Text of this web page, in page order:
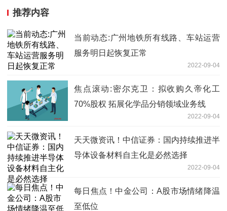
推荐内容
当前动态:广州地铁所有线路、车站运营
服务明日起恢复正常
2022-09-04
焦点滚动:密尔克卫：拟收购久帝化工
70%股权 拓展化学品分销领域业务线
2022-09-04
天天微资讯！中信证券：国内持续推进半
导体设备材料自主化是必然选择
2022-09-04
每日焦点！中金公司：A股市场情绪降温
至低位